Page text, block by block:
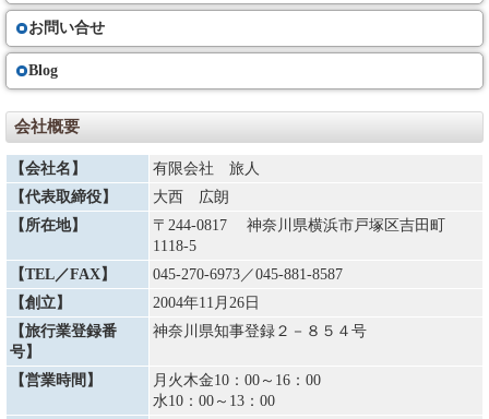
（７）お客さまは、当社の承諾を得て、契約上の地位を第三者に譲り渡す
ことができます。場合によっては、所定の手数料を頂く事がございます。
旅行契約内容・代金の変更
の中止、官公署の命令、当初の運行計画によらない運送サービスの提供そ
の他の当社の関与できない事由が生じた場合、契約内容を変更することが
あります。またその変更に伴い旅行代金を変更することがあります。著し
い経済情勢の変動により通常予想される程度を大幅に超えて利用する運送
機関の運賃・料金の改定があった場合は、旅行代金を変更することがあり
ます。増額の場合は旅行開始日の前日から起算してさかのぼって１５日目
にあたる日より前にお知らせします。
②複数人数で宿泊施設等を利用する場合、申し込んだお客様の一方が契約
を解除したために旅行代金を増額する場合、契約を解除したお客様から取
消料を申し受けるほか、参加されるお客様から追加代金を申し受けます。
③減額する場合は運賃・料金の減少額だけ旅行代金を減額します。なお、
払戻すべき金額が生じる場合は、契約書面に記載した旅行終了日の翌日か
ら起算して30日以内に払戻しいたします。
お客様による旅行契約の解除
（８）お客様は、下記の取消料を支払って旅行契約を解除することができ
ます。
お問い合せ
Blog
会社概要
【会社名】
有限会社 旅人
【代表取締役】
大西 広朗
【所在地】
〒244-0817 神奈川県横浜市戸塚区吉田町
1118-5
【TEL／FAX】
045-270-6973／045-881-8587
【創立】
2004年11月26日
【旅行業登録番
号】
神奈川県知事登録２－８５４号
【営業時間】
月火木金10：00～16：00
水10：00～13：00